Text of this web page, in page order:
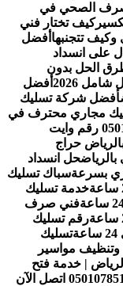
الصحي في
كيف تختار فني
تتجنبها أفضل
على انسداد
الحل بدون
2026
أفضل
أفضل شركة تسليك
مجاري محترف في
وايت صرف صحي بالرياض 0501078510 رقم وايت
حراج
حل انسداد
بسرعةسباك تسليك
خدمة تسليك
فني صرف
رقم تسليك
تسليك
مواسير
| خدمة فتح
تنظيف البيارات بالرياض 0501078510 اتصل الآن